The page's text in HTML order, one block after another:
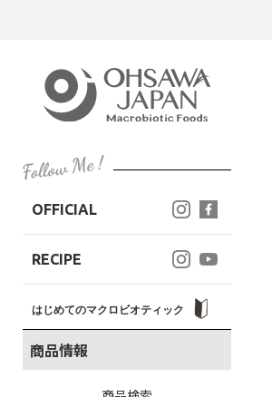
OFFICIAL
RECIPE
はじめてのマクロビオティック
商品情報